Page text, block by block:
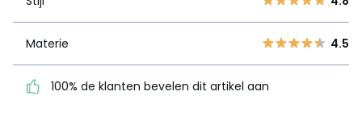
1
100% de klanten bevelen
dit artikel aan
Materie 4.5
100% de klanten bevelen dit artikel aan